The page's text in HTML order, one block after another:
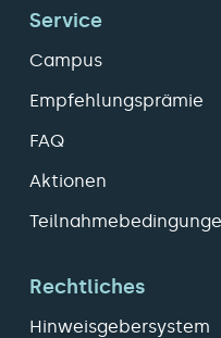
Service
Campus
Empfehlungsprämie
FAQ
Aktionen
Rechtliches
Hinweisgebersystem